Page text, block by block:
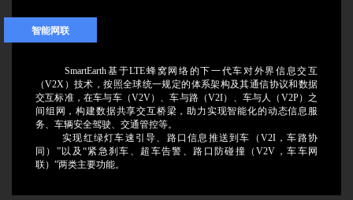
智能网联
SmartEarth基于LTE蜂窝网络的下一代车对外界信息交互
（V2X）技术，按照全球统一规定的体系架构及其通信协议和数据
交互标准，在车与车（V2V）、车与路（V2I）、车与人（V2P）之
间组网，构建数据共享交互桥梁，助力实现智能化的动态信息服
务、车辆安全驾驶、交通管控等。
实现红绿灯车速引导、路口信息推送到车（V2I，车路协
同）”以及“紧急刹车、超车告警、路口防碰撞（V2V，车车网
联）”两类主要功能。